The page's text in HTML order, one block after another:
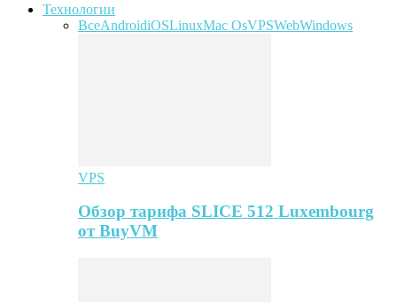
Технологии
ВсеAndroidiOSLinuxMac OsVPSWebWindows
VPS
Обзор тарифа SLICE 512 Luxembourg
от BuyVM